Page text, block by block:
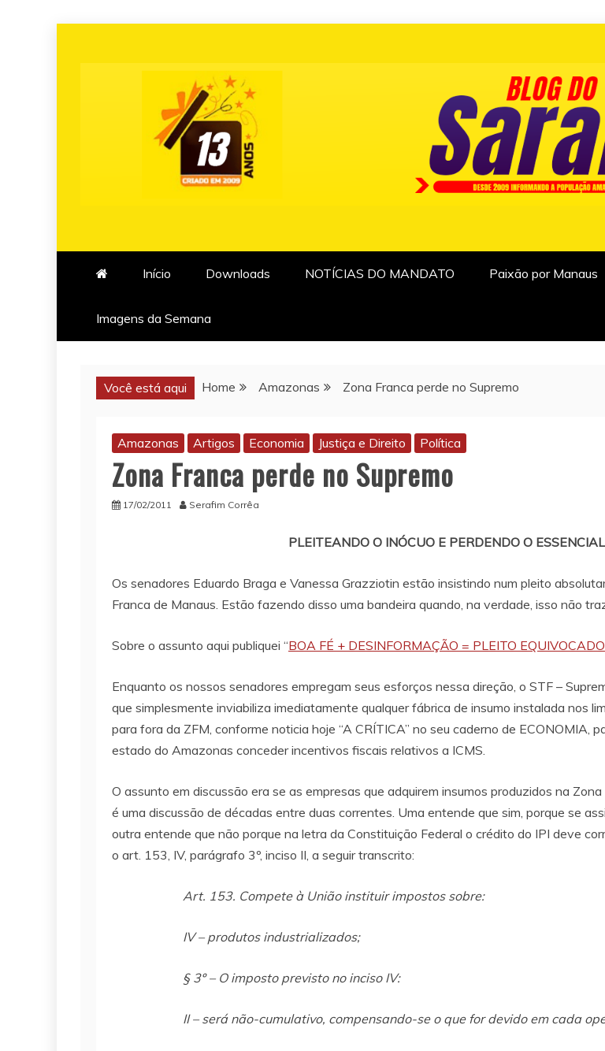
Início Downloads NOTÍCIAS DO MANDATO Paixão por Manaus
Imagens da Semana
Você está aqui Home Amazonas Zona Franca perde no Supremo
Amazonas Artigos Economia Justiça e Direito Política
Zona Franca perde no Supremo
17/02/2011 Serafim Corrêa
PLEITEANDO O INÓCUO E PERDENDO O ESSENCIAL
Os senadores Eduardo Braga e Vanessa Grazziotin estão insistindo num pleito
Franca de Manaus. Estão fazendo disso uma bandeira quando, na verdade, isso não
Sobre o assunto aqui publiquei “BOA FÉ + DESINFORMAÇÃO = PLEITO EQUIVOCADO
Enquanto os nossos senadores empregam seus esforços nessa direção, o STF –
que simplesmente inviabiliza imediatamente qualquer fábrica de insumo instalada nos
para fora da ZFM, conforme noticia hoje “A CRÍTICA” no seu caderno de ECONOMIA,
estado do Amazonas conceder incentivos fiscais relativos a ICMS.
O assunto em discussão era se as empresas que adquirem insumos produzidos na
é uma discussão de décadas entre duas correntes. Uma entende que sim, porque se
outra entende que não porque na letra da Constituição Federal o crédito do IPI deve
o art. 153, IV, parágrafo 3º, inciso II, a seguir transcrito:
Art. 153. Compete à União instituir impostos sobre:
IV – produtos industrializados;
§ 3º – O imposto previsto no inciso IV:
II – será não-cumulativo, compensando-se o que for devido em cada